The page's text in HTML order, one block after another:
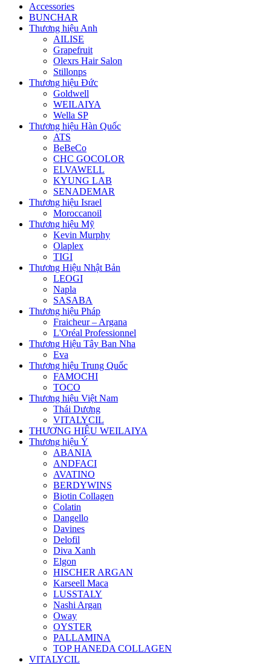
Accessories
BUNCHAR
Thương hiệu Anh
AILISE
Grapefruit
Olexrs Hair Salon
Stillonps
Thương hiệu Đức
Goldwell
WEILAIYA
Wella SP
Thương hiệu Hàn Quốc
ATS
BeBeCo
CHC GOCOLOR
ELVAWELL
KYUNG LAB
SENADEMAR
Thương hiệu Israel
Moroccanoil
Thương hiệu Mỹ
Kevin Murphy
Olaplex
TIGI
Thương Hiệu Nhật Bản
LEOGI
Napla
SASABA
Thương hiệu Pháp
Fraicheur – Argana
L'Oréal Professionnel
Thương Hiệu Tây Ban Nha
Eva
Thương hiệu Trung Quốc
FAMOCHI
TOCO
Thương hiệu Việt Nam
Thái Dương
VITALYCIL
THƯƠNG HIỆU WEILAIYA
Thương hiệu Ý
ABANIA
ANDFACI
AVATINO
BERDYWINS
Biotin Collagen
Colatin
Dangello
Davines
Delofil
Diva Xanh
Elgon
HISCHER ARGAN
Karseell Maca
LUSSTALY
Nashi Argan
Oway
OYSTER
PALLAMINA
TOP HANEDA COLLAGEN
VITALYCIL